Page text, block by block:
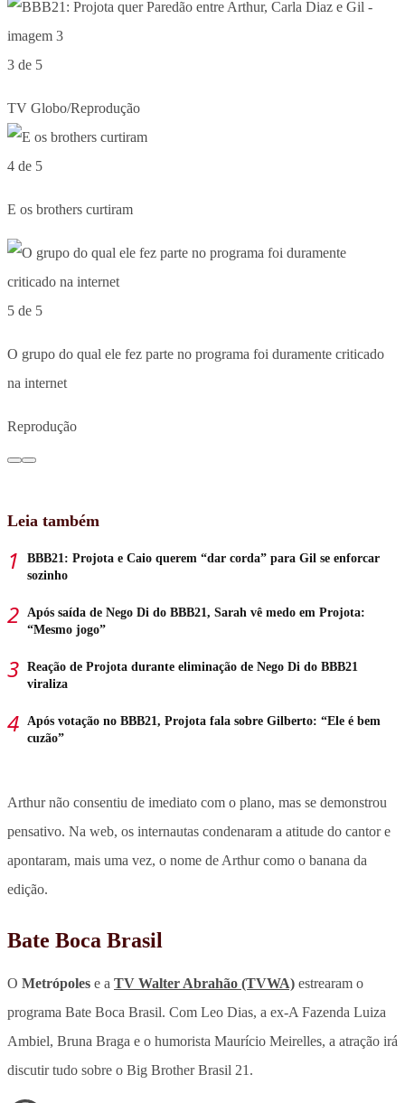
3 de 5
TV Globo/Reprodução
4 de 5
E os brothers curtiram
5 de 5
O grupo do qual ele fez parte no programa foi duramente criticado
na internet
Reprodução
Leia também
BBB21: Projota e Caio querem “dar corda” para Gil se enforcar
sozinho
Após saída de Nego Di do BBB21, Sarah vê medo em Projota:
“Mesmo jogo”
Reação de Projota durante eliminação de Nego Di do BBB21
viraliza
Após votação no BBB21, Projota fala sobre Gilberto: “Ele é bem
cuzão”
Arthur não consentiu de imediato com o plano, mas se demonstrou
pensativo. Na web, os internautas condenaram a atitude do cantor e
apontaram, mais uma vez, o nome de Arthur como o banana da
edição.
Bate Boca Brasil
O Metrópoles e a TV Walter Abrahão (TVWA) estrearam o
programa Bate Boca Brasil. Com Leo Dias, a ex-A Fazenda Luiza
Ambiel, Bruna Braga e o humorista Maurício Meirelles, a atração irá
discutir tudo sobre o Big Brother Brasil 21.